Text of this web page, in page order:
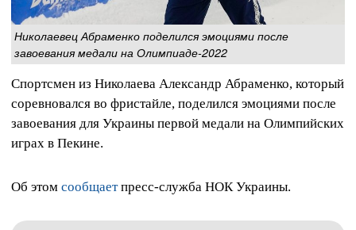
Николаевец Абраменко поделился эмоциями после
завоевания медали на Олимпиаде-2022
Спортсмен из Николаева Александр Абраменко, который
соревновался во фристайле, поделился эмоциями после
завоевания для Украины первой медали на Олимпийских
играх в Пекине.
Об этом сообщаетпресс-служба НОК Украины.